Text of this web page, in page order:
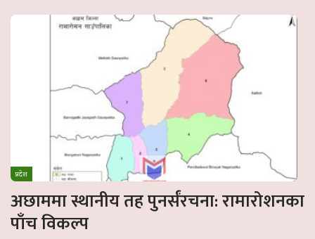
प्रदेश
अछाममा स्थानीय तह पुनर्संरचना: रामारोशनका
पाँच विकल्प